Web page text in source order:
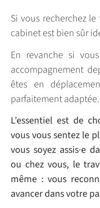
Si vous recherchez
cabinet est bien sûr
En revanche si
accompagnement
êtes en
parfaitement adaptée.
L’essentiel est de
vous vous sentez le
vous soyez assis·e
ou chez vous, le
même : vous
avancer dans votre